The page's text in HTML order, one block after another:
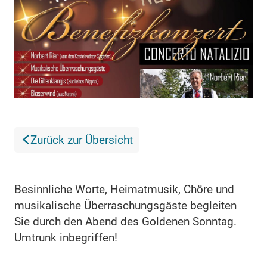
Zurück zur Übersicht
Besinnliche Worte, Heimatmusik, Chöre und
musikalische Überraschungsgäste begleiten
Sie durch den Abend des Goldenen Sonntag.
Umtrunk inbegriffen!